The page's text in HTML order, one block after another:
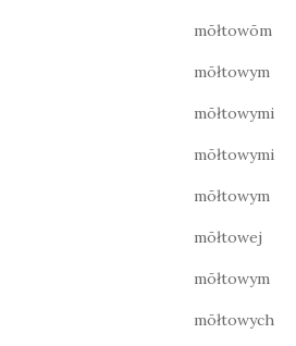
mōłtowōm
mōłtowym
mōłtowymi
mōłtowymi
mōłtowym
mōłtowej
mōłtowym
mōłtowych